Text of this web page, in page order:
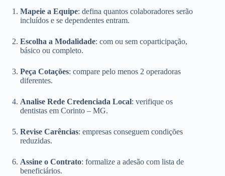
Mapeie a Equipe: defina quantos colaboradores serão
incluídos e se dependentes entram.
Escolha a Modalidade: com ou sem coparticipação,
básico ou completo.
Peça Cotações: compare pelo menos 2 operadoras
diferentes.
Analise Rede Credenciada Local: verifique os
dentistas em Corinto – MG.
Revise Carências: empresas conseguem condições
reduzidas.
Assine o Contrato: formalize a adesão com lista de
beneficiários.